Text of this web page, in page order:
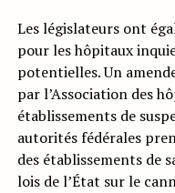
Les législateurs ont
pour les hôpitaux
potentielles. Un
par l’Association des
établissements de
autorités fédérales
des établissements de
lois de l’État sur le